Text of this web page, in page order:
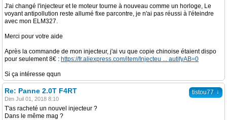
J'ai changé l'injecteur et le moteur tourne à nouveau comme un horloge, Le
voyant antipollution reste allumé fixe parcontre, je n'ai pas réussi à l'éteindre
avec mon ELM327.
Merci pour votre aide
Après la commande de mon injecteur, j'ai vu que copie chinoise étaient dispo
pour seulement 8€ : https://fr.aliexpress.com/item/Injecteu ... autifyAB=0
Si ça intéresse qqun
tistou77 ↓
Re: Panne 2.0T F4RT
Dim Juil 01, 2018 8:10
T'as racheté un nouvel injecteur ?
Dans le même mag ?